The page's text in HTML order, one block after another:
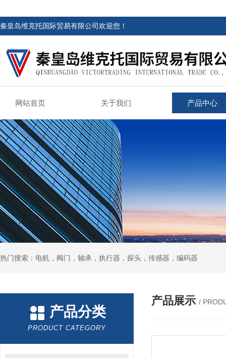
秦皇岛维克托国际贸易有限公司欢迎您！
网站首页 关于我们 产品中心
热门搜索：电机，阀门，轴承，执行器，探头，传感器，编码器
产品分类
PRODUCT CATEGORY
产品展示 /